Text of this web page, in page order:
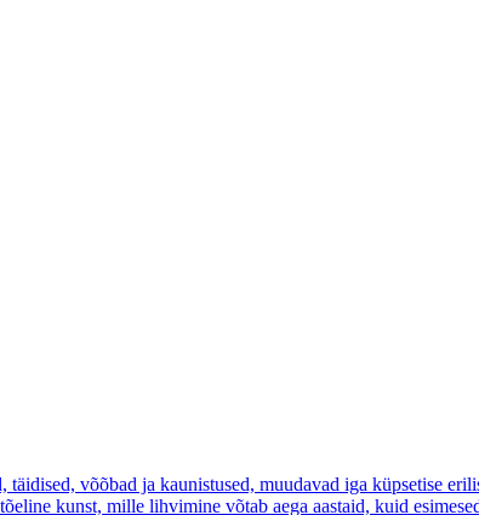
võõbad ja kaunistused, muudavad iga küpsetise
kunst, mille lihvimine võtab aega aastaid, kuid